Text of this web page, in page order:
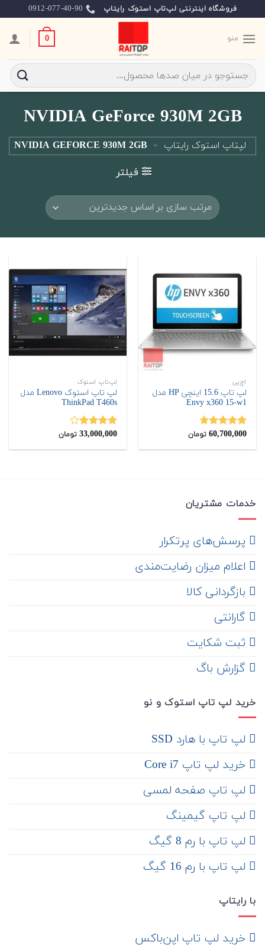
to
content
فروشگاه اینترنتی لپ‌تاپ استوک رایتاپ 0912-077-40-90
منو 0
جستجو
برای:
NVIDIA GeForce 930M 2GB
لپتاپ استوک رایتاپ »
NVIDIA GEFORCE 930M 2GB
فیلتر
اچ‌پی
لپ تاپ 15.6 اینچی HP مدل
Envy x360 15-w1
نمره4.67
60,700,000 تومان
لپ‌تاپ استوک
لپ تاپ استوک Lenovo مدل
ThinkPad T460s
نمره
33,000,000 تومان
خدمات مشتریان
‌ پرسش‌های پرتکرار
اعلام میزان رضایت‌مندی
‌ بازگردانی کالا
گارانتی
ثبت شکایت
‌ گزارش باگ
خرید لپ تاپ استوک و نو
لپ تاپ با هارد SSD
خرید لپ تاپ Core i7
لپ تاپ صفحه لمسی
لپ تاپ گیمینگ
لپ تاپ با رم 8 گیگ
لپ تاپ با رم 16 گیگ
با رایتاپ
‌ خرید لپ تاپ اپن‌باکس